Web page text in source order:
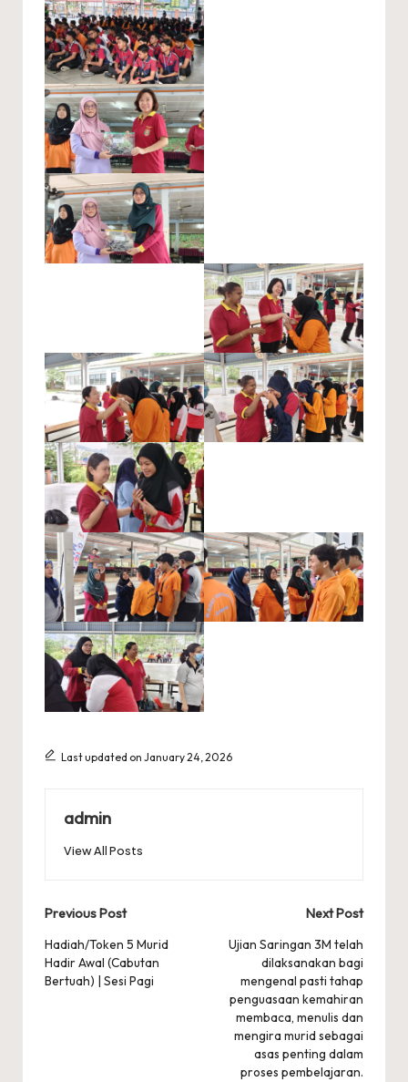
Last updated on January 24, 2026
admin
View All Posts
Post
navigation
Previous Post
Hadiah/Token 5 Murid
Hadir Awal (Cabutan
Bertuah) | Sesi Pagi
Next Post
Ujian Saringan 3M telah
dilaksanakan bagi
mengenal pasti tahap
penguasaan kemahiran
membaca, menulis dan
mengira murid sebagai
asas penting dalam
proses pembelajaran.